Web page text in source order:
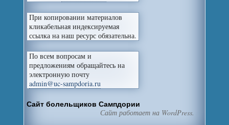
При копировании материалов
кликабельная индексируемая
ссылка на наш ресурс обязательна.
По всем вопросам и
предложениям обращайтесь на
электронную почту
admin@uc-sampdoria.ru
Сайт болельщиков Сампдории
Сайт работает на WordPress.